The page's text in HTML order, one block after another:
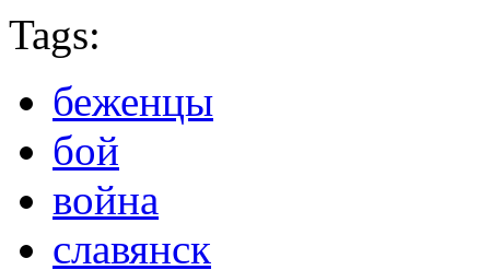
Tags:
беженцы
бой
война
славянск